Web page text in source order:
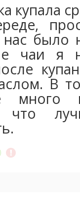
купала
было
чаи я
В
много
что